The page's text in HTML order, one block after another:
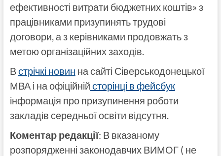
ефективності витрати бюджетних коштів» з
працівниками призупинять трудові
договори, а з керівниками продовжать з
метою організаційних заходів.
Встрічкі новин на сайті Сіверськодонецької
МВА і на офіційній сторінці в фейсбук
інформація про призупинення роботи
закладів середньої освіти відсутня.
Коментар редакції: В вказаному
розпорядженні законодавчих ВИМОГ ( не